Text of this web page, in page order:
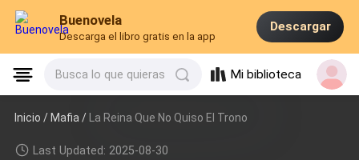
Buenovela
Descarga el libro gratis en la app
Descargar
Busca lo que quieras Mi biblioteca
Inicio /Mafia / La Reina Que No Quiso El Trono
Last Updated: 2025-08-30